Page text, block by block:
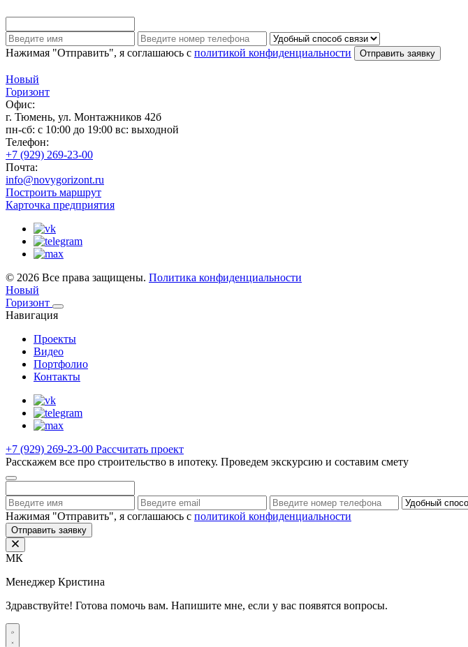
Нажимая "Отправить", я соглашаюсь с политикой конфиденциальности Отправить заявку
Новый
Горизонт
Офис:
г. Тюмень, ул. Монтажников 42б
пн-сб: с 10:00 до 19:00 вс: выходной
Телефон:
+7 (929) 269-23-00
Почта:
info@novygorizont.ru
Построить маршрут
Карточка предприятия
© 2026 Все права защищены. Политика конфиденциальности
Новый
Горизонт
Навигация
Проекты
Видео
Портфолио
Контакты
+7 (929) 269-23-00 Рассчитать проект
Расскажем все про строительство в ипотеку. Проведем экскурсию и составим смету
Нажимая "Отправить", я соглашаюсь с политикой конфиденциальности
Отправить заявку
МК
Менеджер Кристина
Здравствуйте! Готова помочь вам. Напишите мне, если у вас появятся вопросы.